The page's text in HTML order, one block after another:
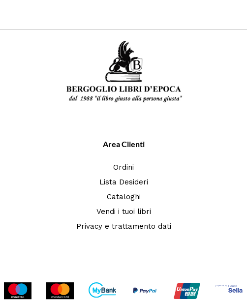
Area Clienti
Ordini
Lista Desideri
Cataloghi
Vendi i tuoi libri
Privacy e trattamento dati